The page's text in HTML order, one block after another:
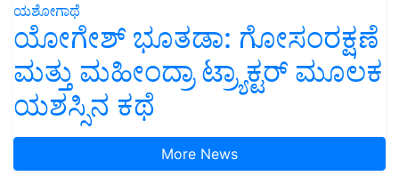
ಯಶೋಗಾಥೆ
ಯೋಗೇಶ್ ಭೂತಡಾ: ಗೋಸಂರಕ್ಷಣೆ
ಮತ್ತು ಮಹೀಂದ್ರಾ ಟ್ರ್ಯಾಕ್ಟರ್ ಮೂಲಕ
ಯಶಸ್ಸಿನ ಕಥೆ
More News